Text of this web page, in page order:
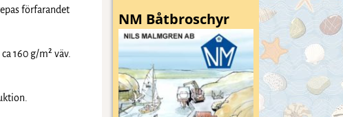
förfarandet
160 g/m² väv.
NM Båtbroschyr